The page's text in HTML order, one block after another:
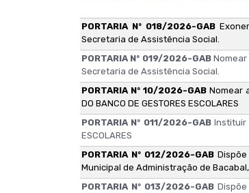
PORTARIA Nº 018/2026-GAB
Secretaria de Assistência Social.
PORTARIA Nº 019/2026-GABNomear
Secretaria de Assistência Social.
PORTARIA Nº 10/2026-GAB Nomear a
DO BANCO DE GESTORES ESCOLARES
PORTARIA Nº 011/2026-GAB Instituir
ESCOLARES
PORTARIA Nº 012/2026-GAB
Municipal de Administração de
PORTARIA Nº 013/2026-GAB